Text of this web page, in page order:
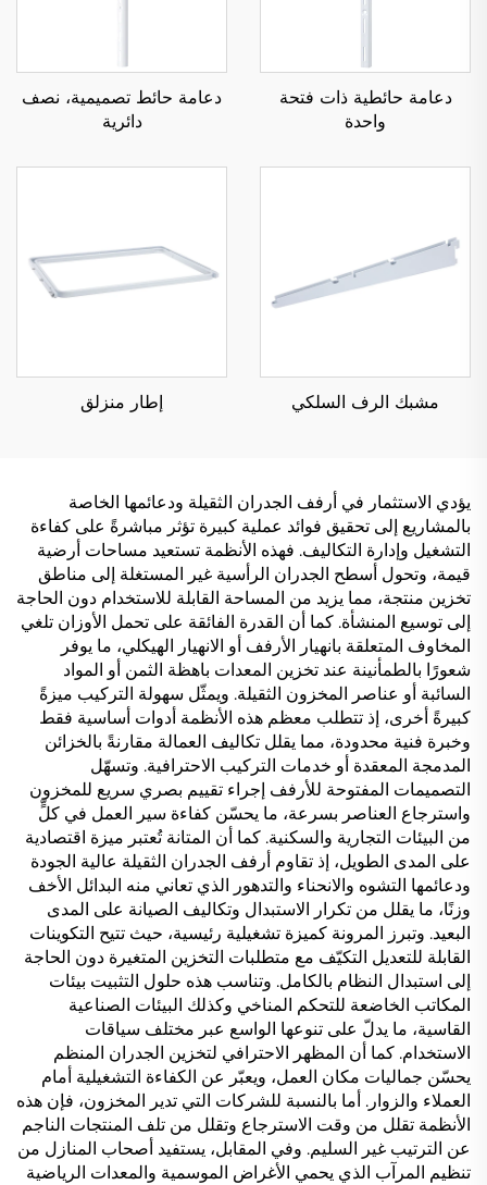
دعامة حائطية ذات فتحة
واحدة
دعامة حائط تصميمية، نصف
دائرية
مشبك الرف السلكي إطار منزلق
يؤدي الاستثمار في أرفف الجدران الثقيلة ودعائمها الخاصة
بالمشاريع إلى تحقيق فوائد عملية كبيرة تؤثر مباشرةً على كفاءة
التشغيل وإدارة التكاليف. فهذه الأنظمة تستعيد مساحات أرضية
قيمة، وتحول أسطح الجدران الرأسية غير المستغلة إلى مناطق
تخزين منتجة، مما يزيد من المساحة القابلة للاستخدام دون الحاجة
إلى توسيع المنشأة. كما أن القدرة الفائقة على تحمل الأوزان تلغي
المخاوف المتعلقة بانهيار الأرفف أو الانهيار الهيكلي، ما يوفر
شعورًا بالطمأنينة عند تخزين المعدات باهظة الثمن أو المواد
السائبة أو عناصر المخزون الثقيلة. ويمثّل سهولة التركيب ميزةً
كبيرةً أخرى، إذ تتطلب معظم هذه الأنظمة أدوات أساسية فقط
وخبرة فنية محدودة، مما يقلل تكاليف العمالة مقارنةً بالخزائن
المدمجة المعقدة أو خدمات التركيب الاحترافية. وتسهّل
التصميمات المفتوحة للأرفف إجراء تقييم بصري سريع للمخزون
واسترجاع العناصر بسرعة، ما يحسّن كفاءة سير العمل في كلٍّ
من البيئات التجارية والسكنية. كما أن المتانة تُعتبر ميزة اقتصادية
على المدى الطويل، إذ تقاوم أرفف الجدران الثقيلة عالية الجودة
ودعائمها التشوه والانحناء والتدهور الذي تعاني منه البدائل الأخف
وزنًا، ما يقلل من تكرار الاستبدال وتكاليف الصيانة على المدى
البعيد. وتبرز المرونة كميزة تشغيلية رئيسية، حيث تتيح التكوينات
القابلة للتعديل التكيّف مع متطلبات التخزين المتغيرة دون الحاجة
إلى استبدال النظام بالكامل. وتناسب هذه حلول التثبيت بيئات
المكاتب الخاضعة للتحكم المناخي وكذلك البيئات الصناعية
القاسية، ما يدلّ على تنوعها الواسع عبر مختلف سياقات
الاستخدام. كما أن المظهر الاحترافي لتخزين الجدران المنظم
يحسّن جماليات مكان العمل، ويعبّر عن الكفاءة التشغيلية أمام
العملاء والزوار. أما بالنسبة للشركات التي تدير المخزون، فإن هذه
الأنظمة تقلل من وقت الاسترجاع وتقلل من تلف المنتجات الناجم
عن الترتيب غير السليم. وفي المقابل، يستفيد أصحاب المنازل من
تنظيم المرآب الذي يحمي الأغراض الموسمية والمعدات الرياضية